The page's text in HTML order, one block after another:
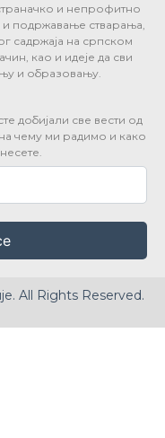
и непрофитно
подржавање стварања,
садржаја на српском
као и идеје да сви
и образовању.
добијали све вести од
чему ми радимо и како
All Rights Reserved.